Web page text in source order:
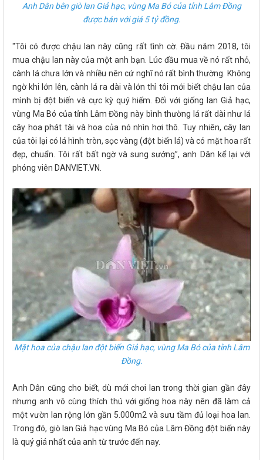
Anh Dân bên giò lan Giả hạc, vùng Ma Bó của tỉnh Lâm Đồng
được bán với giá 5 tỷ đồng.
"Tôi có được chậu lan này cũng rất tình cờ. Đầu năm 2018, tôi
mua chậu lan này của một anh bạn. Lúc đầu mua về nó rất nhỏ,
cành lá chưa lớn và nhiều nên cứ nghĩ nó rất bình thường. Không
ngờ khi lớn lên, cành lá ra dài và lớn thì tôi mới biết chậu lan của
mình bị đột biến và cực kỳ quý hiếm. Đối với giống lan Giả hạc,
vùng Ma Bó của tỉnh Lâm Đồng này bình thường lá rất dài như lá
cây hoa phát tài và hoa của nó nhìn hơi thô. Tuy nhiên, cây lan
của tôi lại có lá hình tròn, sọc vàng (đột biến lá) và có mặt hoa rất
đẹp, chuẩn. Tôi rất bất ngờ và sung sướng”, anh Dân kể lại với
phóng viên DANVIET.VN.
Mặt hoa của chậu lan đột biến Giả hạc, vùng Ma Bó của tỉnh Lâm
Đồng.
Anh Dân cũng cho biết, dù mới chơi lan trong thời gian gần đây
nhưng anh vô cùng thích thú với giống hoa này nên đã làm cả
một vườn lan rộng lớn gần 5.000m2 và sưu tầm đủ loại hoa lan.
Trong đó, giò lan Giả hạc vùng Ma Bó của Lâm Đồng đột biến này
là quý giá nhất của anh từ trước đến nay.